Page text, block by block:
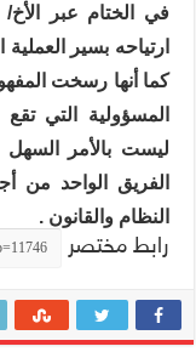
في الختام عبر
ارتياحه بسير
كما أنها رسخت
المسؤولية التي تقع
ليست بالأمر السهل
الفريق الواحد
النظام والقانون .
رابط مختصر